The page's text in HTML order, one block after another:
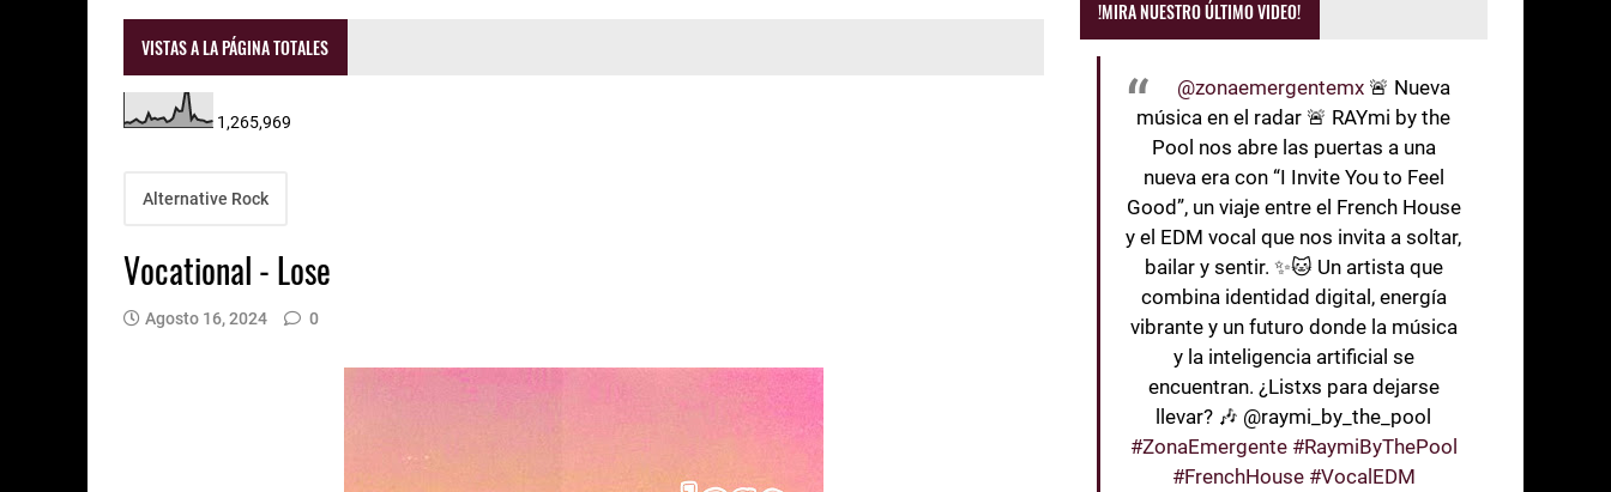
VISTAS A LA PÁGINA TOTALES
1,265,969
Alternative Rock
Vocational - Lose
Agosto 16, 2024 0
!MIRA NUESTRO ÚLTIMO VIDEO!
@zonaemergentemx 🚨 Nueva
música en el radar 🚨 RAYmi by the
Pool nos abre las puertas a una
nueva era con “I Invite You to Feel
Good”, un viaje entre el French House
y el EDM vocal que nos invita a soltar,
bailar y sentir. ✨🐱 Un artista que
combina identidad digital, energía
vibrante y un futuro donde la música
y la inteligencia artificial se
encuentran. ¿Listxs para dejarse
llevar? 🎶 @raymi_by_the_pool
#ZonaEmergente #RaymiByThePool
#FrenchHouse #VocalEDM